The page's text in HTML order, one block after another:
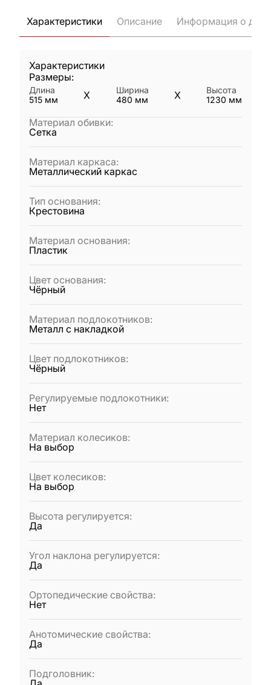
Характеристики Описание Информация о
Характеристики
Размеры:
Длина
515 мм X
Ширина
480 мм X
Высота
1230 мм
Материал обивки:
Сетка
Материал каркаса:
Металлический каркас
Тип основания:
Крестовина
Материал основания:
Пластик
Цвет основания:
Чёрный
Материал подлокотников:
Металл с накладкой
Цвет подлокотников:
Чёрный
Регулируемые подлокотники:
Нет
Материал колесиков:
На выбор
Цвет колесиков:
На выбор
Высота регулируется:
Да
Угол наклона регулируется:
Да
Ортопедические свойства:
Нет
Анотомические свойства:
Да
Подголовник: